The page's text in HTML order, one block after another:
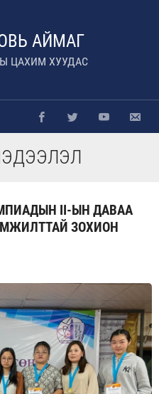
АЙМАГ
ЦАХИМ ХУУДАС
II-ЫН ДАВАА
ЗОХИОН